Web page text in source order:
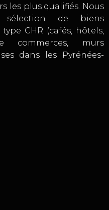
les plus qualifiés. Nous
sélection de biens
CHR (cafés, hôtels,
commerces, murs
dans les Pyrénées-